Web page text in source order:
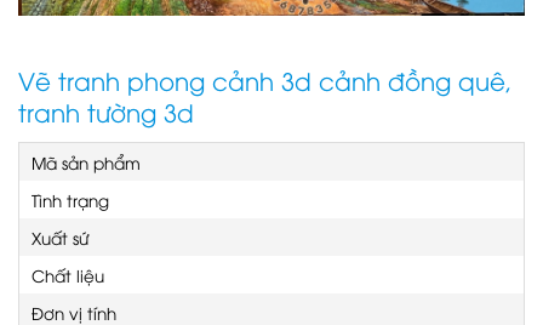
Vẽ tranh phong cảnh 3d cảnh đồng quê,
tranh tường 3d
Mã sản phẩm
Tình trạng
Xuất sứ
Chất liệu
Đơn vị tính